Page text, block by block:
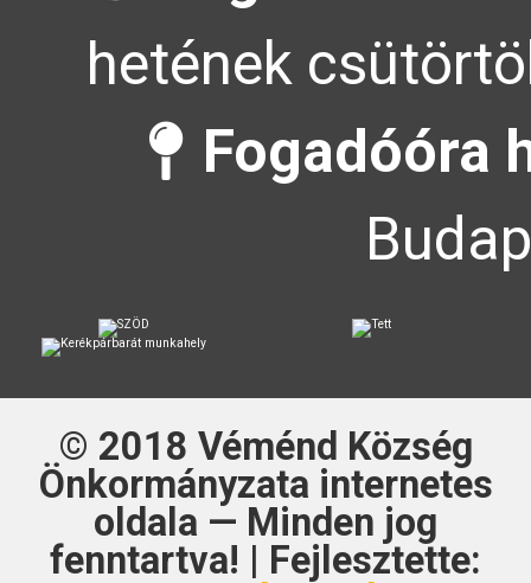
hetének
Fogadóóra
© 2018 Véménd Község
Önkormányzata internetes
oldala — Minden jog
fenntartva! | Fejlesztette: